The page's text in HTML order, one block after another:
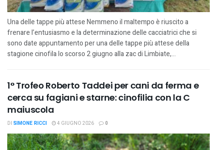
Una delle tappe più attese Nemmeno il maltempo è riuscito a
frenare l’entusiasmo e la determinazione delle cacciatrici che si
sono date appuntamento per una delle tappe più attese della
stagione cinofila lo scorso 2 giugno alla zac di Limbiate,...
1° Trofeo Roberto Taddei per cani da ferma e
cerca su fagiani e starne: cinofilia con la C
maiuscola
DI SIMONE RICCI 4 GIUGNO 2026 0